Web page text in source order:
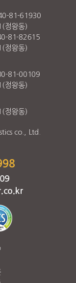
81-61930
정왕동)
81-82615
정왕동)
81-00109
정왕동)
정왕동)
co., Ltd.